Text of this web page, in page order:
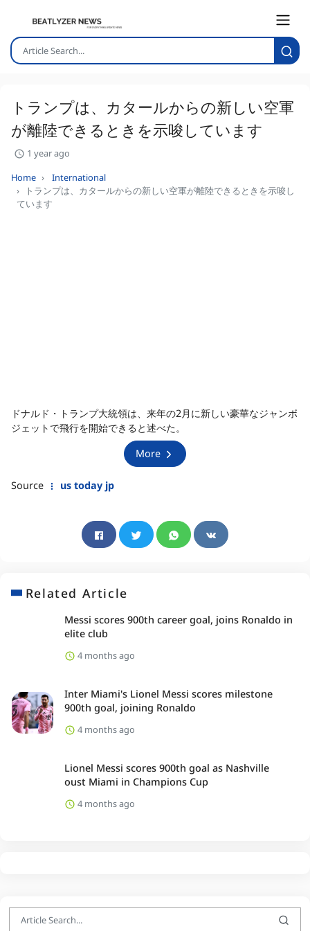
トランプは、カタールからの新しい空軍
が離陸できるときを示唆しています
1 year ago
Home
International
トランプは、カタールからの新しい空軍が離陸できるときを示唆し
ています
ドナルド・トランプ大統領は、来年の2月に新しい豪華なジャンボ
ジェットで飛行を開始できると述べた。
More
Source us today jp
Related Article
Messi scores 900th career goal, joins Ronaldo in
elite club
4 months ago
Inter Miami's Lionel Messi scores milestone
900th goal, joining Ronaldo
4 months ago
Lionel Messi scores 900th goal as Nashville
oust Miami in Champions Cup
4 months ago